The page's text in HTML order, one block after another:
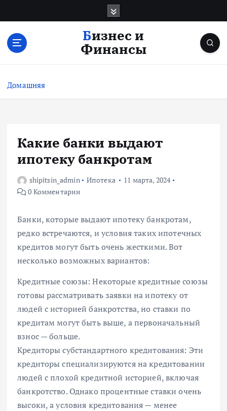
с
Бизнес и
Финансы
Домашняя
Какие банки выдают
ипотеку банкротам
shipitsin_admin Ипотека
11 марта, 2024
0 Комментарии
Банки, которые выдают ипотеку банкротам,
редко встречаются, и условия таких ипотечных
кредитов могут быть очень жесткими. Вот
несколько возможных вариантов:
Кредитные союзы: Некоторые кредитные союзы
готовы рассматривать заявки на ипотеку от
людей с историей банкротства, но ставки по
кредитам могут быть выше, а первоначальный
взнос — больше.
Кредиторы субстандартного кредитования: Эти
кредиторы специализируются на кредитовании
людей с плохой кредитной историей, включая
банкротство. Однако процентные ставки очень
высоки, а условия кредитования — менее